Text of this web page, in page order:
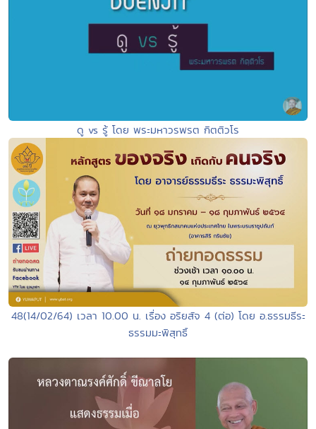
ดู vs รู้ โดย พระมหาวรพรต กิตติวโร
48(14/02/64) เวลา 10.00 น. เรื่อง อริยสัจ 4 (ต่อ) โดย อ.ธรรมธีระ
ธรรมมะพิสุทธิ์